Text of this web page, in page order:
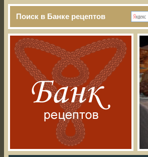
Поиск в Банке рецептов